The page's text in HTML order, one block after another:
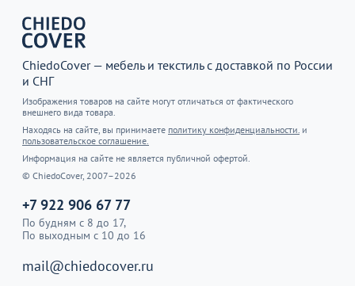
ChiedoCover — мебель и текстиль с доставкой по России
и СНГ
Изображения товаров на сайте могут отличаться от фактического
внешнего вида товара.
Находясь на сайте, вы принимаете политику конфиденциальности. и
пользовательское соглашение.
Информация на сайте не является публичной офертой.
© ChiedoCover, 2007–2026
+7 922 906 67 77
По будням с 8 до 17,
По выходным с 10 до 16
mail@chiedocover.ru